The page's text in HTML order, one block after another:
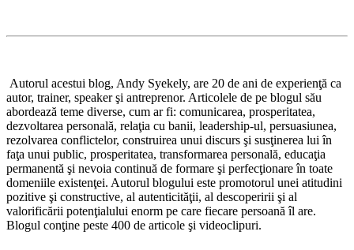
Autorul acestui blog, Andy Syekely, are 20 de ani de experienţă ca
autor, trainer, speaker şi antreprenor. Articolele de pe blogul său
abordează teme diverse, cum ar fi: comunicarea, prosperitatea,
dezvoltarea personală, relaţia cu banii, leadership-ul, persuasiunea,
rezolvarea conflictelor, construirea unui discurs şi susţinerea lui în
faţa unui public, prosperitatea, transformarea personală, educaţia
permanentă şi nevoia continuă de formare şi perfecţionare în toate
domeniile existenţei. Autorul blogului este promotorul unei atitudini
pozitive şi constructive, al autenticităţii, al descoperirii şi al
valorificării potenţialului enorm pe care fiecare persoană îl are.
Blogul conţine peste 400 de articole şi videoclipuri.